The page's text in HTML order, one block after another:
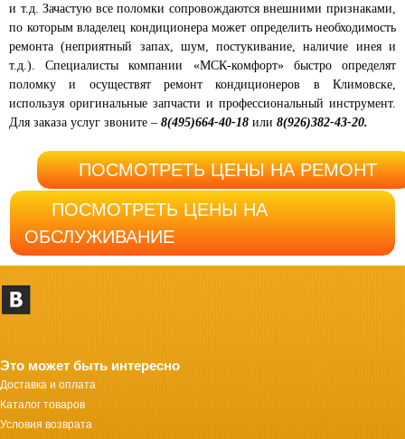
и т.д. Зачастую все поломки сопровождаются внешними признаками,
по которым владелец кондиционера может определить необходимость
ремонта (неприятный запах, шум, постукивание, наличие инея и
т.д.). Специалисты компании «МСК-комфорт» быстро определят
поломку и осуществят ремонт кондиционеров в Климовске,
используя оригинальные запчасти и профессиональный инструмент.
Для заказа услуг звоните – 8(495)664-40-18 или 8(926)382-43-20.
ПОСМОТРЕТЬ ЦЕНЫ НА РЕМОНТ
ПОСМОТРЕТЬ ЦЕНЫ НА
ОБСЛУЖИВАНИЕ
Это может быть интересно
Доставка и оплата
Каталог товаров
Условия возврата